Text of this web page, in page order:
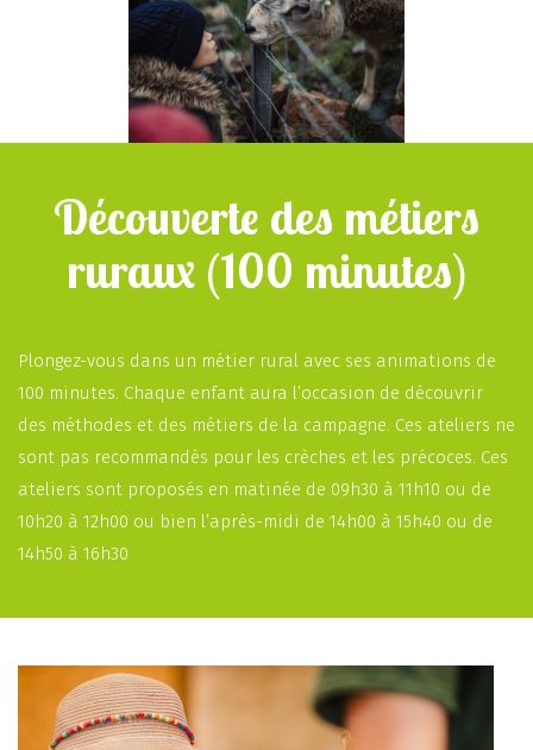
Découverte des métiers
ruraux (100 minutes)
Plongez-vous dans un métier rural avec ses animations de
100 minutes. Chaque enfant aura l’occasion de découvrir
des méthodes et des métiers de la campagne. Ces ateliers ne
sont pas recommandés pour les crèches et les précoces. Ces
ateliers sont proposés en matinée de 09h30 à 11h10 ou de
10h20 à 12h00 ou bien l’après-midi de 14h00 à 15h40 ou de
14h50 à 16h30